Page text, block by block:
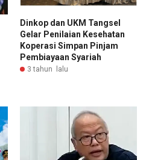
Dinkop dan UKM Tangsel
Gelar Penilaian Kesehatan
Koperasi Simpan Pinjam
Pembiayaan Syariah
3 tahun lalu